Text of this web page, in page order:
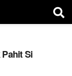
Si